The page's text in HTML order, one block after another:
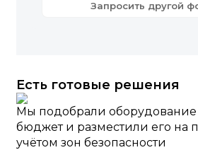
Запросить другой
Есть готовые решения
Мы подобрали
бюджет и разместили его на
учётом зон безопасности